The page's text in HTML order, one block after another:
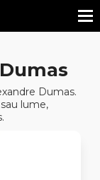
Dumas.
lume,